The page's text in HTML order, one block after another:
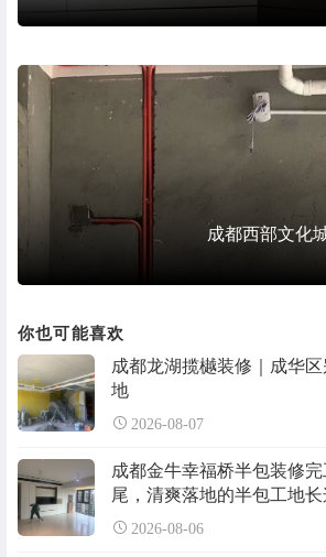
成都西部文化
你也可能喜欢
成都龙湖揽樾装修｜成华
地
2026-08-07
成都金牛幸福桥半包装修
尾，清爽落地的半包工地
2026-08-06